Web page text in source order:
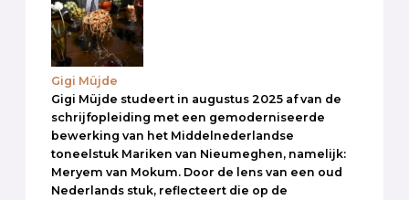
Gigi Müjde
Gigi Müjde studeert in augustus 2025 af van de
schrijfopleiding met een gemoderniseerde
bewerking van het Middelnederlandse
toneelstuk Mariken van Nieumeghen, namelijk:
Meryem van Mokum. Door de lens van een oud
Nederlands stuk, reflecteert die op de